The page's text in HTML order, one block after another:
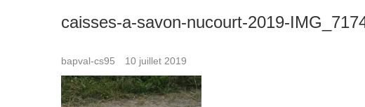
caisses-a-savon-nucourt-2019-
bapval-cs95 10 juillet 2019